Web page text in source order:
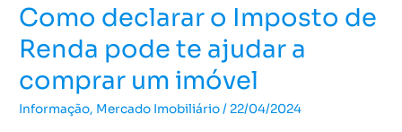
Como declarar o Imposto de
Renda pode te ajudar a
comprar um imóvel
Informação, Mercado Imobiliário/ 22/04/2024